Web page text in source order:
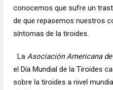
conocemos que sufre un
de que repasemos nuestros
síntomas de la tiroides.
La Asociación Americana
el Día Mundial de la Tiroides
sobre la tiroides a nivel